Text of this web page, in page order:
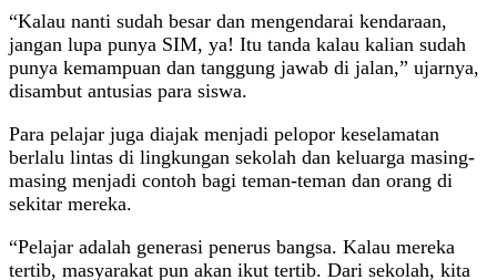
“Kalau nanti sudah besar dan mengendarai kendaraan,
jangan lupa punya SIM, ya! Itu tanda kalau kalian sudah
punya kemampuan dan tanggung jawab di jalan,” ujarnya,
disambut antusias para siswa.
Para pelajar juga diajak menjadi pelopor keselamatan
berlalu lintas di lingkungan sekolah dan keluarga masing-
masing menjadi contoh bagi teman-teman dan orang di
sekitar mereka.
“Pelajar adalah generasi penerus bangsa. Kalau mereka
tertib, masyarakat pun akan ikut tertib. Dari sekolah, kita